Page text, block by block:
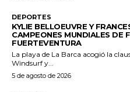
DEPORTES
KYLIE BELLOEUVRE Y
CAMPEONES MUNDIALES DE
FUERTEVENTURA
La playa de La Barca acogió la
Windsurf y...
5 de agosto de 2026